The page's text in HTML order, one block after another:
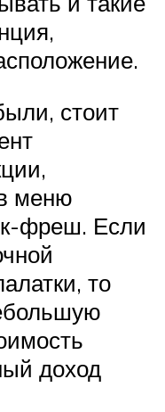
стоит
меню
фреш. Если
то
доход